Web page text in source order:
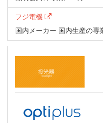
フジ電機
国内メーカー 国内生産の専